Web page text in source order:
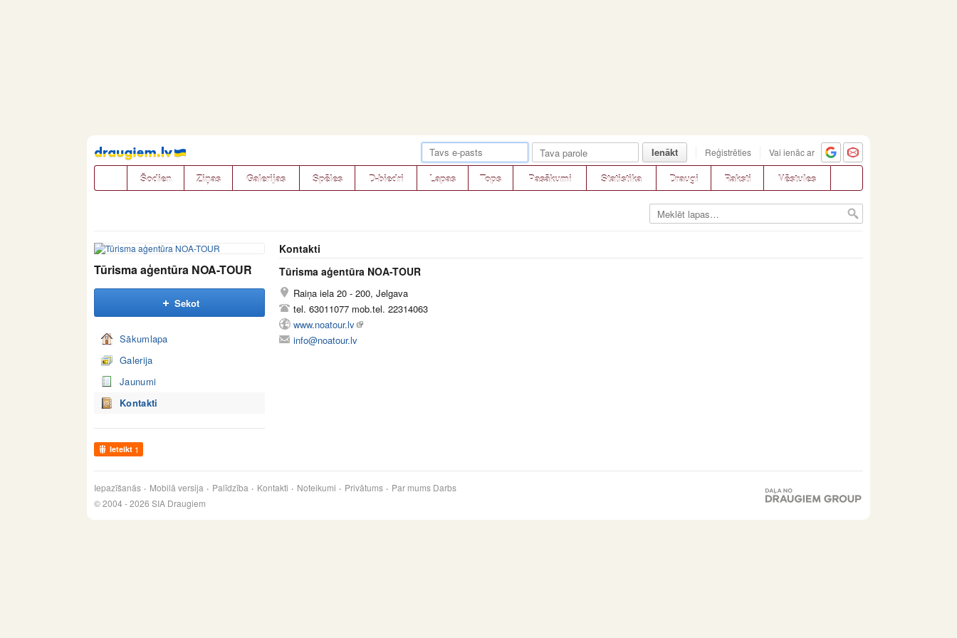
Pāriet
uz
saturu
Ienākt Reģistrēties Vai ienāc ar
Šodien Ziņas Galerijas Spēles D-biedri Lapas Tops Pasākumi Statistika Draugi Raksti Vēstules
Tūrisma aģentūra NOA-TOUR
Sekot
Sākumlapa
Galerija
Jaunumi
Kontakti
Ieteikt 1
Kontakti
Tūrisma aģentūra NOA-TOUR
Raiņa iela 20 - 200, Jelgava
tel. 63011077 mob.tel. 22314063
www.noatour.lv
info@noatour.lv
Iepazīšanās Mobilā versija Palīdzība Kontakti Noteikumi Privātums Par mums Darbs
© 2004 - 2026 SIA Draugiem